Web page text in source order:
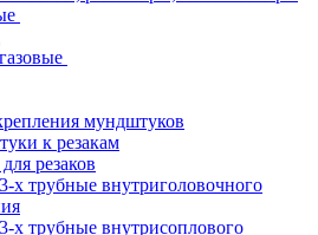
мундштуков
к резакам
резаков
х трубные внутриголовочного
х трубные внутрисоплового